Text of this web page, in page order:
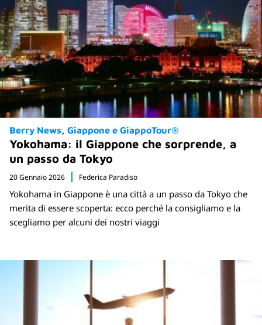
Berry News Giappone e GiappoTour®
Yokohama: il Giappone che sorprende, a
un passo da Tokyo
20 Gennaio 2026 Federica Paradiso
Yokohama in Giappone è una città a un passo da Tokyo che
merita di essere scoperta: ecco perché la consigliamo e la
scegliamo per alcuni dei nostri viaggi